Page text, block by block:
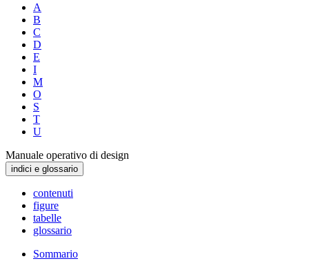
A
B
C
D
E
I
M
O
S
T
U
Manuale operativo di design
indici e glossario
contenuti
figure
tabelle
glossario
Sommario